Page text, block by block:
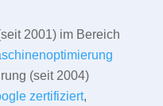
2001) im Bereich
(seit 2004)
zertifiziert,